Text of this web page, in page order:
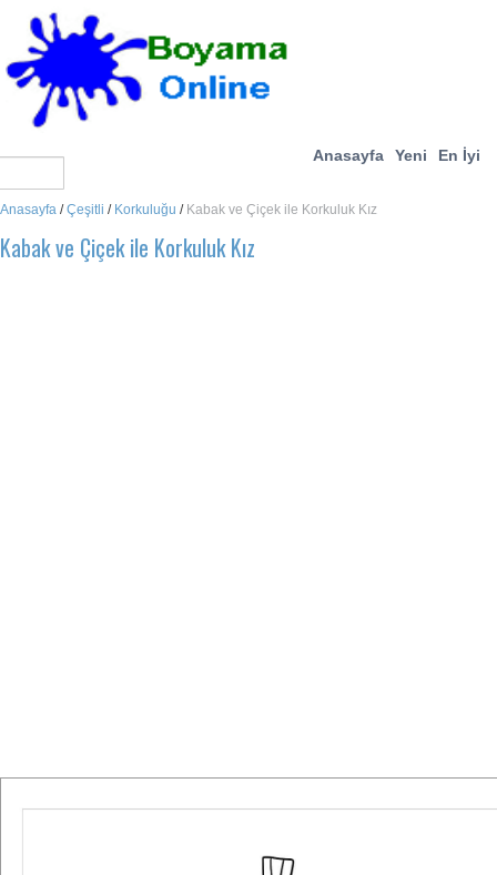
Anasayfa Yeni En İyi
Anasayfa /Çeşitli / Korkuluğu / Kabak ve Çiçek ile Korkuluk Kız
Kabak ve Çiçek ile Korkuluk Kız